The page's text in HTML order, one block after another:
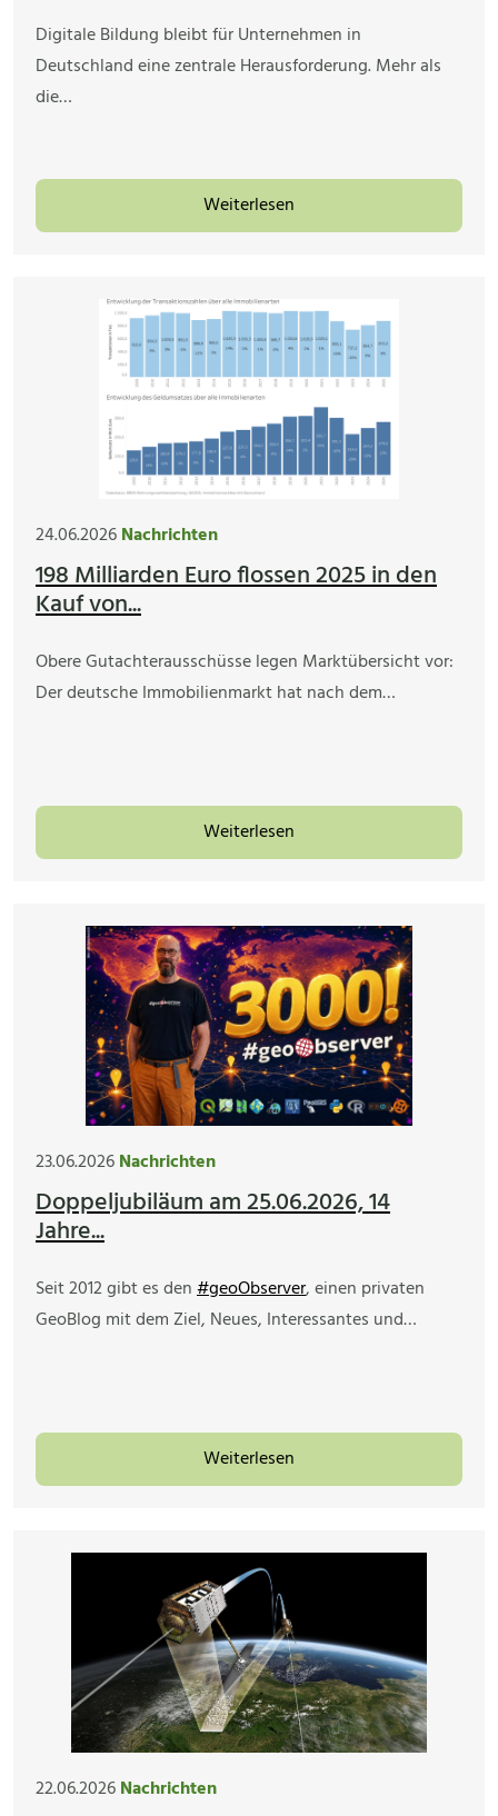
Digitale Bildung bleibt für Unternehmen in
Deutschland eine zentrale Herausforderung. Mehr als
die…
Weiterlesen
24.06.2026Nachrichten
198 Milliarden Euro flossen 2025 in den
Kauf von...
Obere Gutachterausschüsse legen Marktübersicht vor:
Der deutsche Immobilienmarkt hat nach dem…
Weiterlesen
23.06.2026Nachrichten
Doppeljubiläum am 25.06.2026, 14
Jahre...
Seit 2012 gibt es den#geoObserver, einen privaten
GeoBlog mit dem Ziel, Neues, Interessantes und…
Weiterlesen
22.06.2026Nachrichten